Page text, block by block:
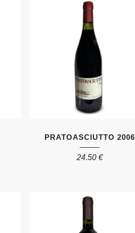
PRATOASCIUTTO 2006
24.50 €